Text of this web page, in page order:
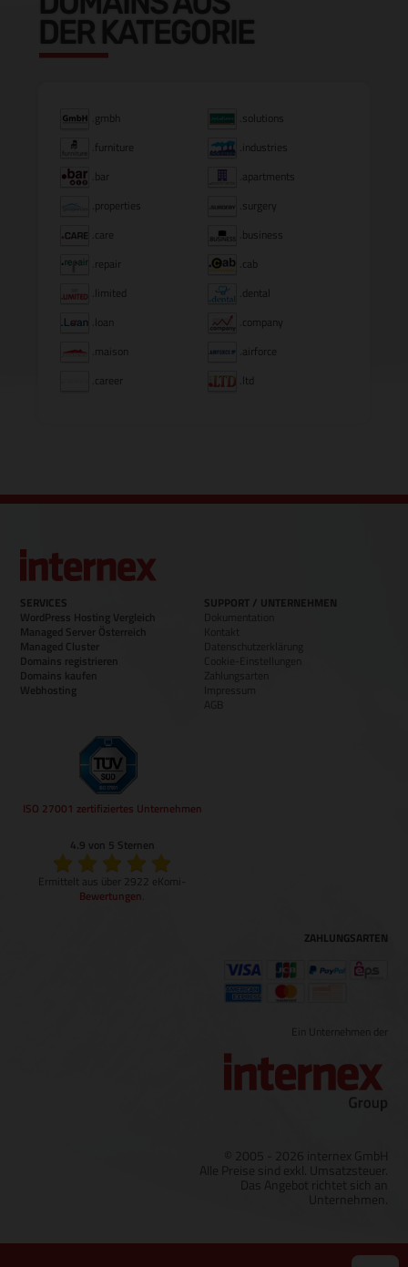
DER KATEGORIE
.gmbh
.solutions
.furniture
.industries
.bar
.apartments
.properties
.surgery
.care
.business
.repair
.cab
.limited
.dental
.loan
.company
.maison
.airforce
.career
.ltd
SERVICES
WordPress Hosting Vergleich
Managed Server Österreich
Managed Cluster
Domains registrieren
Domains kaufen
Webhosting
SUPPORT / UNTERNEHMEN
Dokumentation
Kontakt
Datenschutzerklärung
Cookie-Einstellungen
Zahlungsarten
Impressum
AGB
ISO 27001 zertifiziertes Unternehmen
4.9 von 5 Sternen
Ermittelt aus über 2922 eKomi-
Bewertungen
ZAHLUNGSARTEN
Ein Unternehmen der
© 2005 - 2026 internex GmbH
Alle Preise sind exkl. Umsatzsteuer.
Das Angebot richtet sich an
Unternehmen.